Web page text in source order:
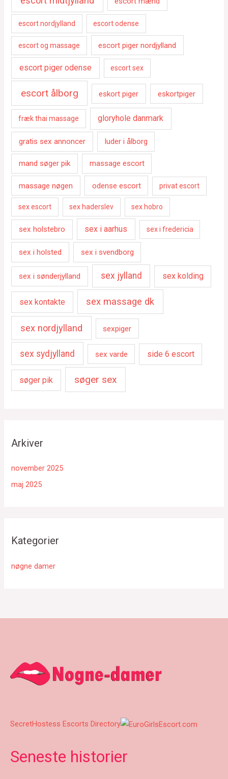
escort nordjylland escort odense
escort og massage escort piger nordjylland
escort piger odense escort sex
escort ålborg eskort piger eskortpiger
fræk thai massage gloryhole danmark
gratis sex annoncer luder i ålborg
mand søger pik massage escort
massage nøgen odense escort privat escort
sex escort sex haderslev sex hobro
sex holstebro sex i aarhus sex i fredericia
sex i holsted sex i svendborg
sex i sønderjylland sex jylland sex kolding
sex kontakte sex massage dk
sex nordjylland sexpiger
sex sydjylland sex varde side 6 escort
søger pik søger sex
Arkiver
november 2025
maj 2025
Kategorier
nøgne damer
SecretHostess Escorts Directory
Seneste historier